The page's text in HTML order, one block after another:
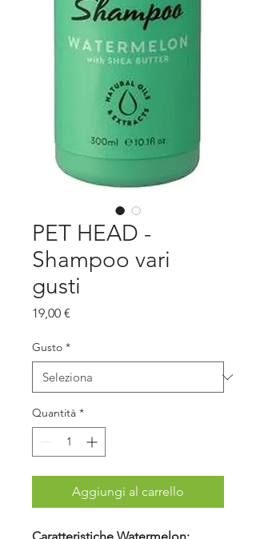
PET HEAD -
Shampoo vari
gusti
19,00 €
Gusto *
Quantità *
Aggiungi al carrello